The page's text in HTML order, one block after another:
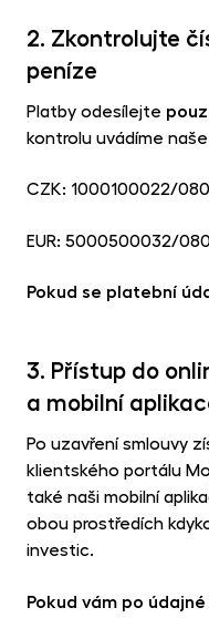
2. Zkontrolujte
peníze
Platby odesílejte
kontrolu uvádíme
CZK: 1000100022/
EUR: 5000500032/
Pokud se platební
3. Přístup do
a mobilní
Po uzavření smlouvy
klientského portálu
také naši mobilní
obou prostředích
investic.
Pokud vám po